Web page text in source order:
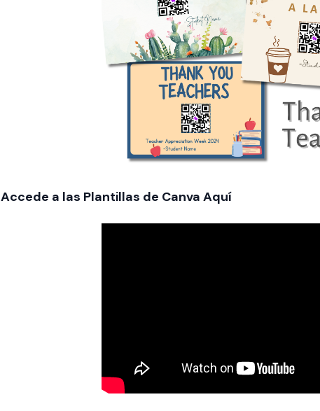
Accede a las Plantillas de Canva Aquí